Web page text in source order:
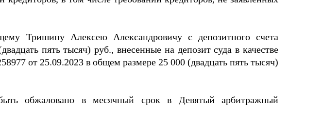
Тришину Алексею Александровичу с депозитного счета
пять тысяч) руб., внесенные на депозит суда в качестве
от 25.09.2023 в общем размере 25 000 (двадцать пять тысяч)
обжаловано в месячный срок в Девятый арбитражный